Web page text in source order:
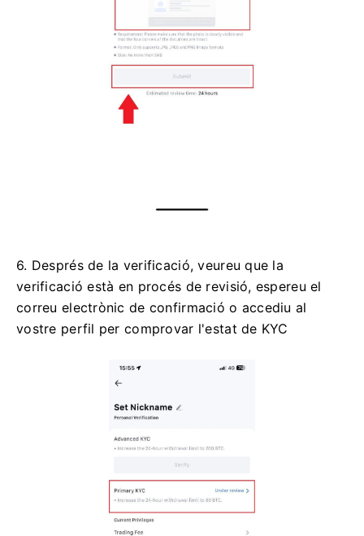
6. Després de la verificació, veureu que la
verificació està en procés de revisió, espereu el
correu electrònic de confirmació o accediu al
vostre perfil per comprovar l'estat de KYC